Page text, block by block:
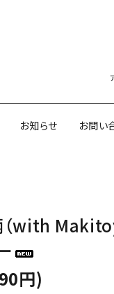
ーダー受注生産
の両面包装紙
用リボン・紐
お知らせ お問い
with Makitoy
円)